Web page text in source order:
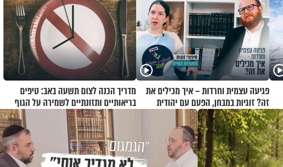
פגיעה עצמית וחרדות – איך מכילים את
זה? זוגיות במבחן, הפעם עם יהודית
ואלתר כהן
מדריך הכנה לצום תשעה באב: טיפים
בריאותיים ותזונתיים לשמירה על הגוף